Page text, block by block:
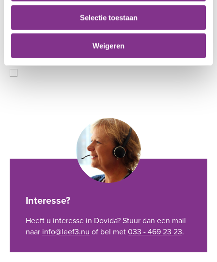
Selectie toestaan
Weigeren
Baarn, Bunschoten-Spakenburg, Eemnes, Hoevelaken,
Hoogland, Hooglanderveen, Leusden, Nijkerk,
Nijkerkerveen, Soest, Soestdijk, Soesterberg, Woudenberg,
Interesse?
Heeft u interesse in Dovida? Stuur dan een mail
naar info@leef3.nu of bel met 033 - 469 23 23.